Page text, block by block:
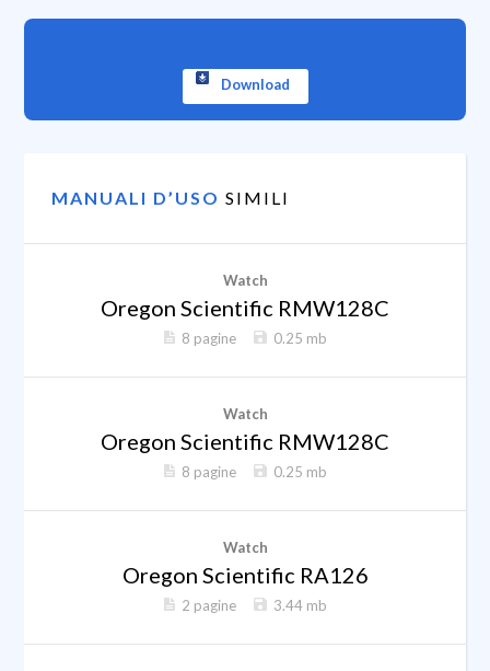
Download
MANUALI D’USO SIMILI
Watch
Oregon Scientific RMW128C
8 pagine 0.25 mb
Watch
Oregon Scientific RMW128C
8 pagine 0.25 mb
Watch
Oregon Scientific RA126
2 pagine 3.44 mb